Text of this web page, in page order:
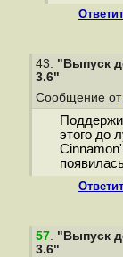
43. "Выпуск
3.6"
Сообщение от
этого до
57. "Выпуск
3.6"